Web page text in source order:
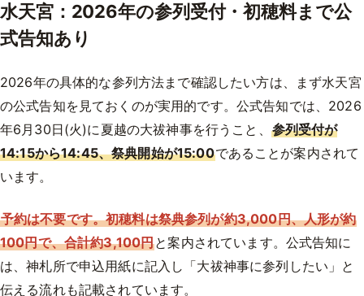
水天宮：2026年の参列受付・初穂料まで公
式告知あり
2026年の具体的な参列方法まで確認したい方は、まず水天宮
の公式告知を見ておくのが実用的です。公式告知では、2026
年6月30日(火)に夏越の大祓神事を行うこと、 参列受付が
14:15から14:45、祭典開始が15:00であることが案内されて
います。
予約は不要です。初穂料は祭典参列が約3,000円、人形が約
100円で、合計約3,100円と案内されています。公式告知に
は、神札所で申込用紙に記入し「大祓神事に参列したい」と
伝える流れも記載されています。